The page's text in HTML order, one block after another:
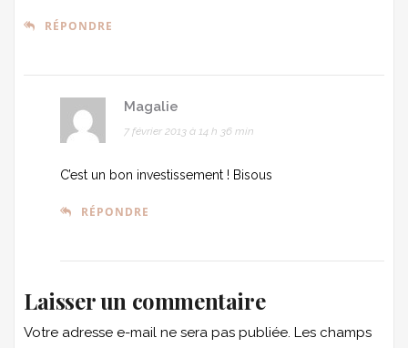
RÉPONDRE
Magalie
7 février 2013 à 14 h 36 min
C’est un bon investissement ! Bisous
RÉPONDRE
Laisser un commentaire
Votre adresse e-mail ne sera pas publiée. Les champs